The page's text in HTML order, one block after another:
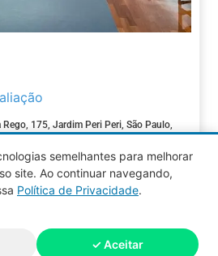
Rego, 175, Jardim Peri Peri, São Paulo,
semelhantes para melhorar
site. Ao continuar navegando,
Política de Privacidade.
✓ Aceitar